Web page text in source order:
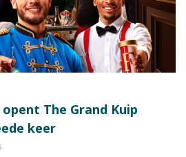
The Grand Kuip
keer